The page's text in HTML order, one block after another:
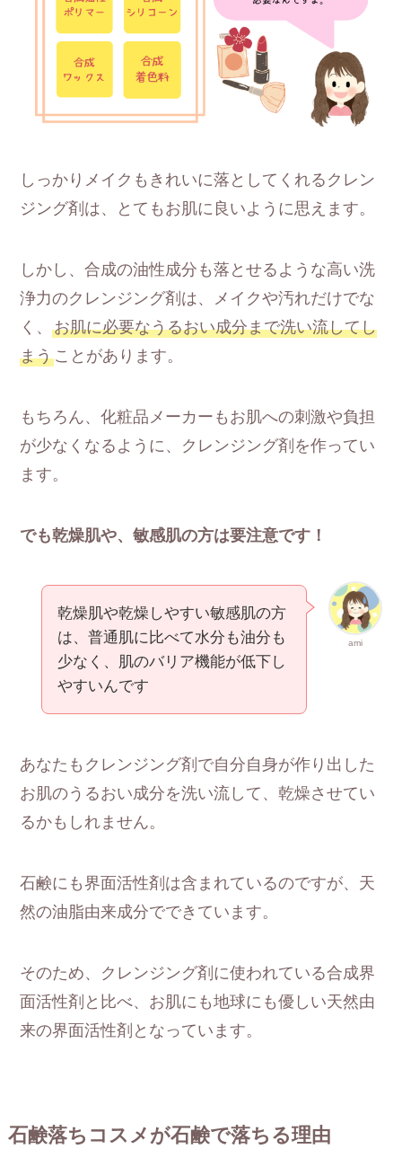
しっかりメイクもきれいに落としてくれるクレン
ジング剤は、とてもお肌に良いように思えます。
しかし、合成の油性成分も落とせるような高い洗
浄力のクレンジング剤は、メイクや汚れだけでな
く、お肌に必要なうるおい成分まで洗い流してし
まうことがあります。
もちろん、化粧品メーカーもお肌への刺激や負担
が少なくなるように、クレンジング剤を作ってい
ます。
でも乾燥肌や、敏感肌の方は要注意です！
ami
乾燥肌や乾燥しやすい敏感肌の方
は、普通肌に比べて水分も油分も
少なく、肌のバリア機能が低下し
やすいんです
あなたもクレンジング剤で自分自身が作り出した
お肌のうるおい成分を洗い流して、乾燥させてい
るかもしれません。
石鹸にも界面活性剤は含まれているのですが、天
然の油脂由来成分でできています。
そのため、クレンジング剤に使われている合成界
面活性剤と比べ、お肌にも地球にも優しい天然由
来の界面活性剤となっています。
石鹸落ちコスメが石鹸で落ちる理由